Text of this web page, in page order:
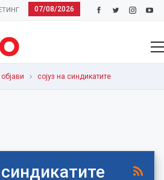
07/08/2026
сојуз на синдикатите
синдикатите